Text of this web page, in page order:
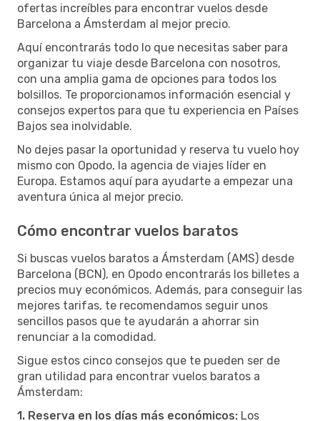
ofertas increíbles para encontrar vuelos desde
Barcelona a Ámsterdam al mejor precio.
Aquí encontrarás todo lo que necesitas saber para
organizar tu viaje desde Barcelona con nosotros,
con una amplia gama de opciones para todos los
bolsillos. Te proporcionamos información esencial y
consejos expertos para que tu experiencia en Países
Bajos sea inolvidable.
No dejes pasar la oportunidad y reserva tu vuelo hoy
mismo con Opodo, la agencia de viajes líder en
Europa. Estamos aquí para ayudarte a empezar una
aventura única al mejor precio.
Cómo encontrar vuelos baratos
Si buscas vuelos baratos a Ámsterdam (AMS) desde
Barcelona (BCN), en Opodo encontrarás los billetes a
precios muy económicos. Además, para conseguir las
mejores tarifas, te recomendamos seguir unos
sencillos pasos que te ayudarán a ahorrar sin
renunciar a la comodidad.
Sigue estos cinco consejos que te pueden ser de
gran utilidad para encontrar vuelos baratos a
Ámsterdam:
1. Reserva en los días más económicos: Los